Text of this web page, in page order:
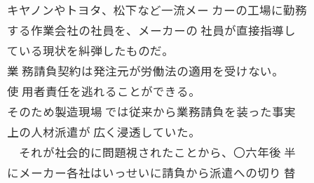
キヤノンやトヨタ、松下など一流メー カーの工場に勤務
する作業会社の社員を、メーカーの 社員が直接指導し
ている現状を糾弾したものだ。
業 務請負契約は発注元が労働法の適用を受けない。
使 用者責任を逃れることができる。
そのため製造現場 では従来から業務請負を装った事実
上の人材派遣が 広く浸透していた。
それが社会的に問題視されたことから、〇六年後 半
にメーカー各社はいっせいに請負から派遣への切り 替